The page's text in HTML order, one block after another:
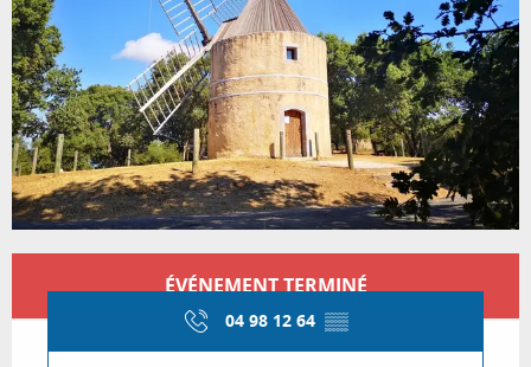
Ouverture et coordonnées
ÉVÉNEMENT TERMINÉ
04 98 12 64 ▒▒